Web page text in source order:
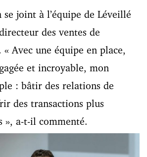
joint à l’équipe de Léveillé
des ventes de
« Avec une équipe en place,
et incroyable, mon
: bâtir des relations de
des transactions plus
», a-t-il commenté.